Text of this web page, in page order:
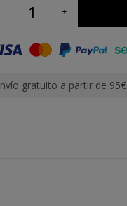
gratuito a partir de 95€